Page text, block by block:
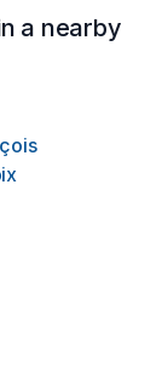
a nearby